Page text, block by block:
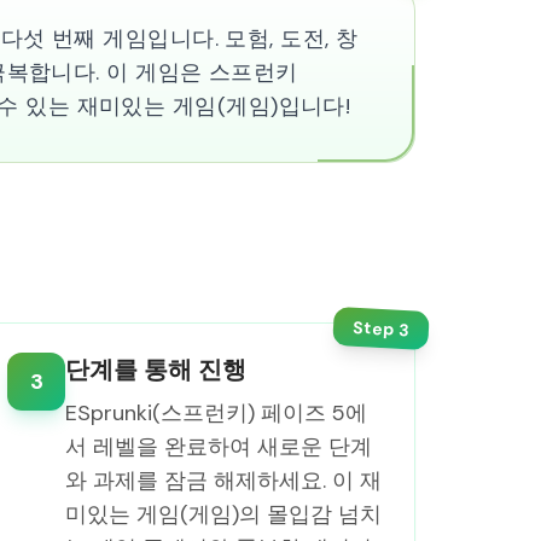
섯 번째 게임입니다. 모험, 도전, 창
합니다. 이 게임은 스프런키
있는 재미있는 게임(게임)입니다!
Step3
3 단계를 통해 진행
ESprunki(스프런키) 페이즈 5에
서 레벨을 완료하여 새로운 단계
와 과제를 잠금 해제하세요. 이 재
미있는 게임(게임)의 몰입감 넘치